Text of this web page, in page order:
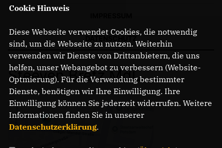
Steeven Bretz MdL
Cookie Hinweis
Diese Webseite verwendet Cookies, die notwendig
sind, um die Webseite zu nutzen. Weiterhin
verwenden wir Dienste von Drittanbietern, die uns
helfen, unser Webangebot zu verbessern (Website-
Optmierung). Für die Verwendung bestimmter
Dienste, benötigen wir Ihre Einwilligung. Ihre
Einwilligung können Sie jederzeit widerrufen. Weitere
Informationen finden Sie in unserer
Datenschutzerklärung.